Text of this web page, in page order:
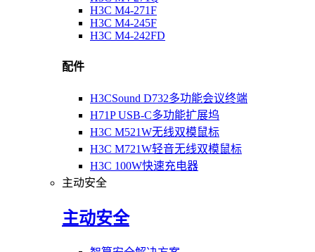
H3C M4-271F
H3C M4-245F
H3C M4-242FD
配件
H3CSound D732多功能会议终端
H71P USB-C多功能扩展坞
H3C M521W无线双模鼠标
H3C M721W轻音无线双模鼠标
H3C 100W快速充电器
主动安全
主动安全